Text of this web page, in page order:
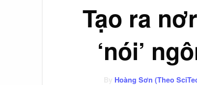
Tạo ra
‘nói’
Hoàng Sơn (Theo